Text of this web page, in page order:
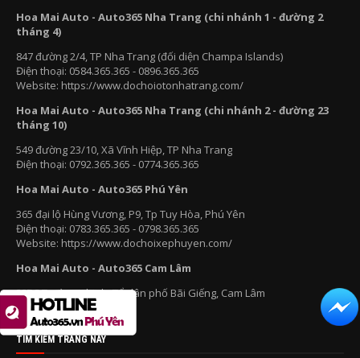
Hoa Mai Auto - Auto365 Nha Trang (chi nhánh 1 - đường 2
tháng 4)
847 đường 2/4, TP Nha Trang (đối diện Champa Islands)
Điện thoại: 0584.365.365 - 0896.365.365
Website: https://www.dochoiotonhatrang.com/
Hoa Mai Auto - Auto365 Nha Trang (chi nhánh 2 - đường 23
tháng 10)
549 đường 23/10, Xã Vĩnh Hiệp, TP Nha Trang
Điện thoại: 0792.365.365 - 0774.365.365
Hoa Mai Auto - Auto365 Phú Yên
365 đại lộ Hùng Vương, P9, Tp Tuy Hòa, Phú Yên
Điện thoại: 0783.365.365 - 0798.365.365
Website: https://www.dochoixephuyen.com/
Hoa Mai Auto - Auto365 Cam Lâm
220C Trường Chinh, Tổ dân phố Bãi Giếng, Cam Lâm
Điện thoại: 0566.365.365
TÌM KIẾM TRANG NÀY